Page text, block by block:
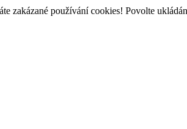
zakázané používání cookies! Povolte